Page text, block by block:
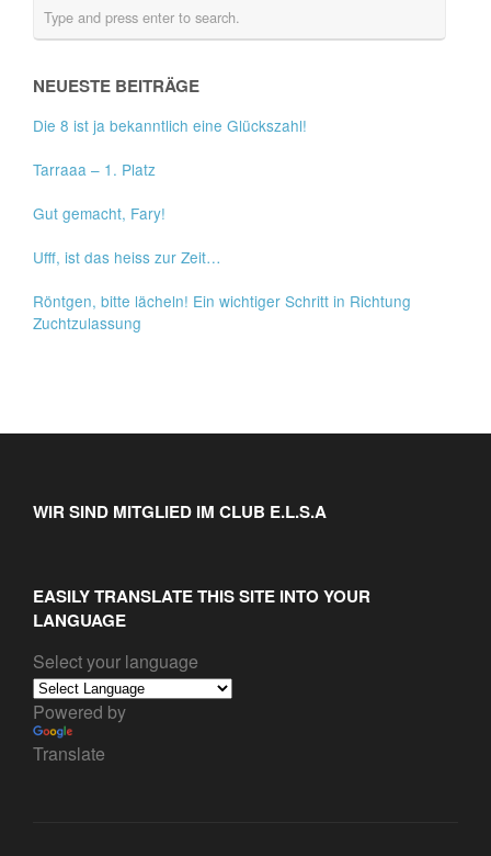
NEUESTE BEITRÄGE
Die 8 ist ja bekanntlich eine Glückszahl!
Tarraaa – 1. Platz
Gut gemacht, Fary!
Ufff, ist das heiss zur Zeit…
Röntgen, bitte lächeln! Ein wichtiger Schritt in Richtung
Zuchtzulassung
WIR SIND MITGLIED IM CLUB E.L.S.A
EASILY TRANSLATE THIS SITE INTO YOUR
LANGUAGE
Select your language
Powered by
Translate